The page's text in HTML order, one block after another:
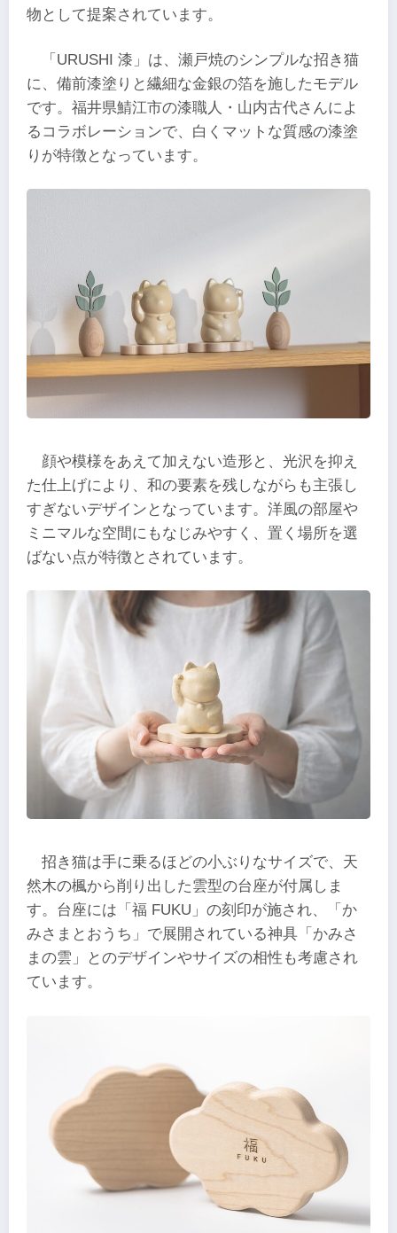
物として提案されています。
「URUSHI 漆」は、瀬戸焼のシンプルな招き猫
に、備前漆塗りと繊細な金銀の箔を施したモデル
です。福井県鯖江市の漆職人・山内古代さんによ
るコラボレーションで、白くマットな質感の漆塗
りが特徴となっています。
顔や模様をあえて加えない造形と、光沢を抑え
た仕上げにより、和の要素を残しながらも主張し
すぎないデザインとなっています。洋風の部屋や
ミニマルな空間にもなじみやすく、置く場所を選
ばない点が特徴とされています。
招き猫は手に乗るほどの小ぶりなサイズで、天
然木の楓から削り出した雲型の台座が付属しま
す。台座には「福 FUKU」の刻印が施され、「か
みさまとおうち」で展開されている神具「かみさ
まの雲」とのデザインやサイズの相性も考慮され
ています。